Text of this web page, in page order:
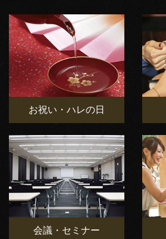
お祝い・ハレの日
会議・セミナー